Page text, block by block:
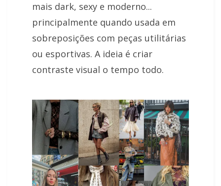
mais dark, sexy e moderno...
principalmente quando usada em
sobreposições com peças utilitárias
ou esportivas. A ideia é criar
contraste visual o tempo todo.